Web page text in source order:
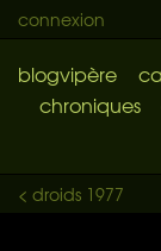
connexion
blogvipère
chroniques
< droids 1977